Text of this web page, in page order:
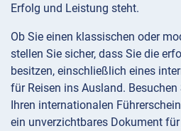
Erfolg und Leistung steht.
Ob Sie einen klassischen oder
stellen Sie sicher, dass Sie die
besitzen, einschließlich eines
für Reisen ins Ausland. Besuchen
Ihren internationalen
ein unverzichtbares Dokument für